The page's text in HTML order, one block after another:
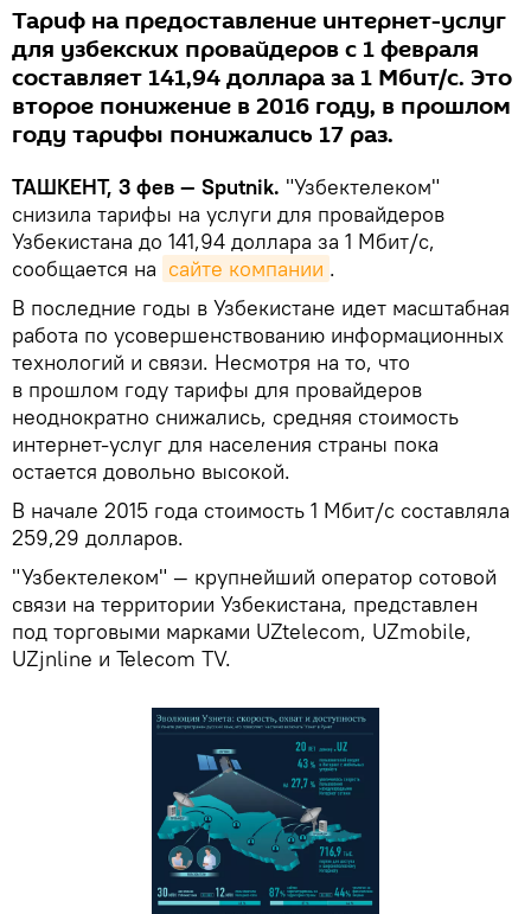
Тариф на предоставление интернет-услуг
для узбекских провайдеров с 1 февраля
составляет 141,94 доллара за 1 Мбит/с. Это
второе понижение в 2016 году, в прошлом
году тарифы понижались 17 раз.
ТАШКЕНТ, 3 фев — Sputnik. "Узбектелеком"
снизила тарифы на услуги для провайдеров
Узбекистана до 141,94 доллара за 1 Мбит/с,
сообщается на сайте компании .
В последние годы в Узбекистане идет масштабная
работа по усовершенствованию информационных
технологий и связи. Несмотря на то, что
в прошлом году тарифы для провайдеров
неоднократно снижались, средняя стоимость
интернет-услуг для населения страны пока
остается довольно высокой.
В начале 2015 года стоимость 1 Мбит/с составляла
259,29 долларов.
"Узбектелеком" — крупнейший оператор сотовой
связи на территории Узбекистана, представлен
под торговыми марками UZtelecom, UZmobile,
UZjnline и Telecom TV.